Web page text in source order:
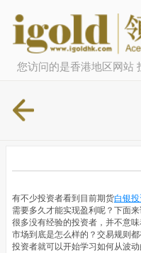
您访问的是香港地区网站
有不少投资者看到目前期货白银
需要多久才能实现盈利呢？下面
很多没有经验的投资者，并不意
市场到底是怎么样的？交易规则
投资者就可以开始学习如何从波